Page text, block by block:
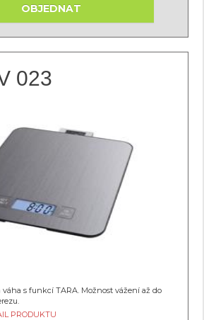
OBJEDNAT
023
s funkcí TARA. Možnost vážení až do
PRODUKTU